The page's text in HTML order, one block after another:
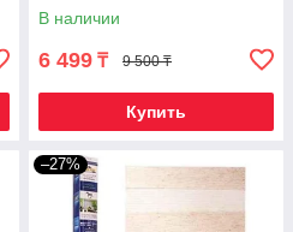
В наличии
6 499 ₸ 9 500 ₸
Купить
–27%